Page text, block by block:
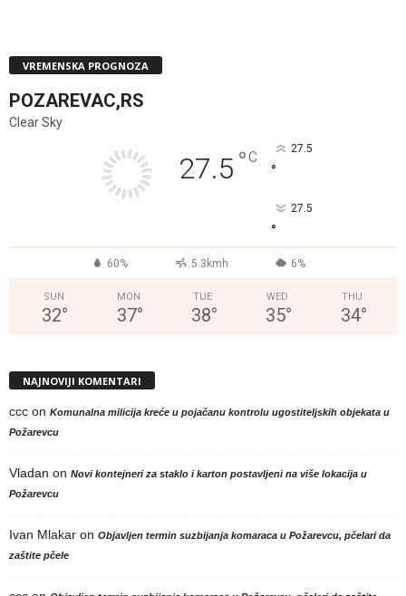
VREMENSKA PROGNOZA
POZAREVAC,RS
Clear Sky
27.5 °C 27.5
°
27.5
°
60% 5.3kmh 6%
SUN
32°
MON
37°
TUE
38°
WED
35°
THU
34°
NAJNOVIJI KOMENTARI
ccc on Komunalna milicija kreće u pojačanu kontrolu ugostiteljskih objekata u
Požarevcu
Vladan on Novi kontejneri za staklo i karton postavljeni na više lokacija u
Požarevcu
Ivan Mlakar on Objavljen termin suzbijanja komaraca u Požarevcu, pčelari da
zaštite pčele